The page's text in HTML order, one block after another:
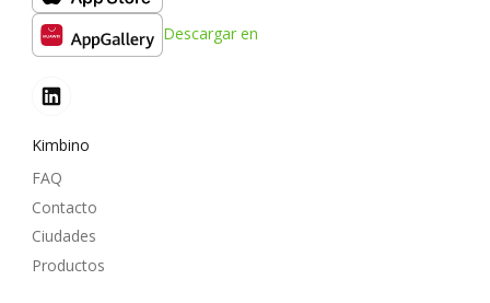
Descargar en
Kimbino
FAQ
Contacto
Ciudades
Productos